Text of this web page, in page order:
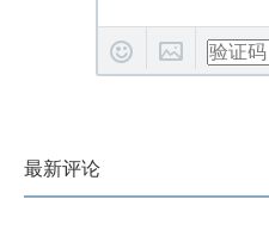
最新评论